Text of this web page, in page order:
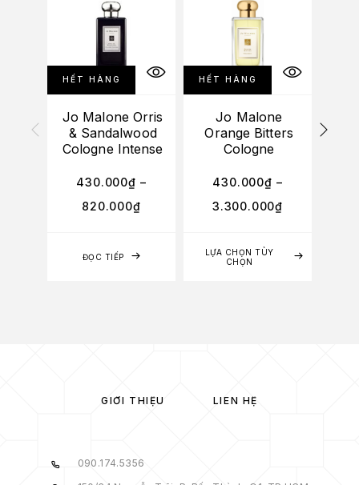
HẾT HÀNG
ĐỌC TIẾP
Jo Malone Orris
& Sandalwood
Cologne Intense
430.000₫ –
820.000₫
HẾT HÀNG
LỰA CHỌN TÙY
CHỌN
Jo Malone
Orange Bitters
Cologne
430.000₫ –
3.300.000₫
GIỚI THIỆU LIÊN HỆ
090.174.5356